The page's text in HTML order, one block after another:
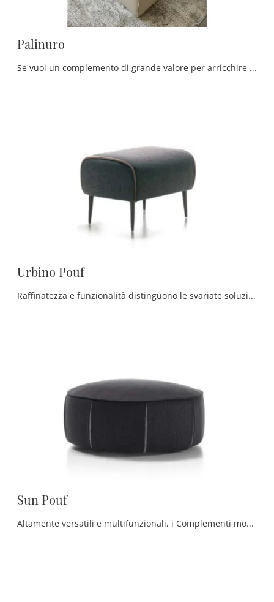
Palinuro
Se vuoi un complemento di grande valore per arricchire i tuoi arredi, farci visita significherà visionare in prima persona le migliori proposte in ...
Urbino Pouf
Raffinatezza e funzionalità distinguono le svariate soluzioni del marchio, tra cui questa soluzione di Urbino Pouf di Rosini Divani in tessuto di ...
Sun Pouf
Altamente versatili e multifunzionali, i Complementi moderni in tessuto svolgono funzioni differenti: completano le doti di funzionalità e l'estetica ...